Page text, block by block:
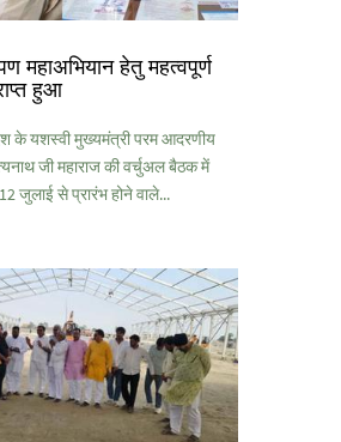
महाअभियान हेतु महत्वपूर्ण
हुआ
के यशस्वी मुख्यमंत्री परम आदरणीय
जी महाराज की वर्चुअल बैठक में
जुलाई से प्रारंभ होने वाले...